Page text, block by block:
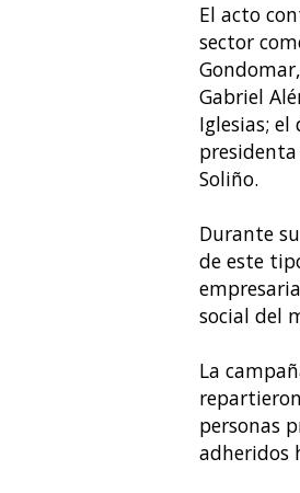
El acto
sector
Gabriel
Iglesias;
presidenta
Soliño.
Durante
de este
social del
La
personas
adheridos